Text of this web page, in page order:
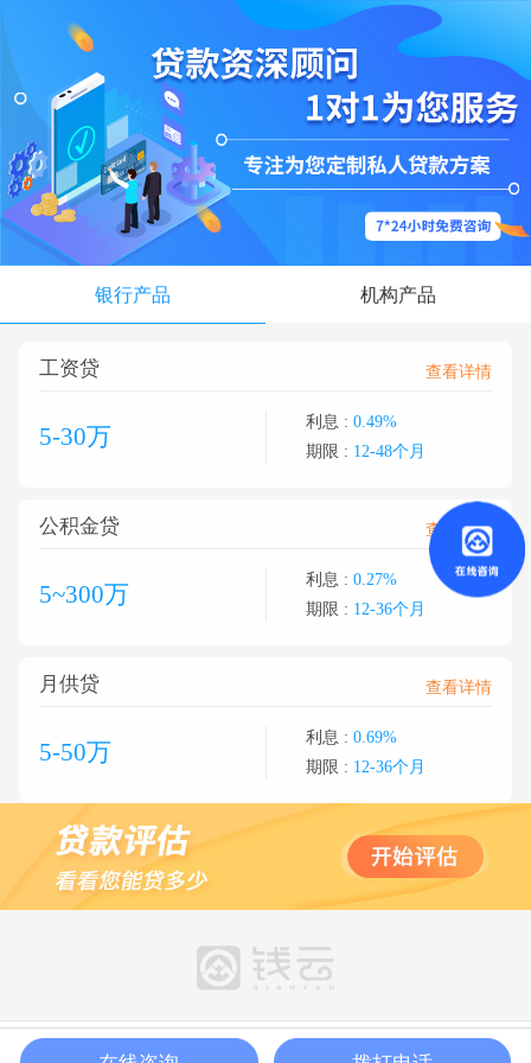
银行产品 机构产品
工资贷 查看详情
5-30万
利息 :0.49%
期限 : 12-48个月
公积金贷 查看详情
5~300万
利息 :0.27%
期限 : 12-36个月
月供贷 查看详情
5-50万
利息 :0.69%
期限 : 12-36个月